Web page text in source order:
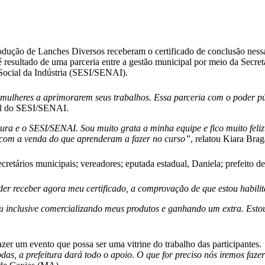
de Lanches Diversos receberam o certificado de conclusão
de uma parceria entre a gestão municipal por meio da
da Indústria (SESI/SENAI).
a aprimorarem seus trabalhos. Essa parceria com o poder
do SESI/SENAI.
e o SESI/SENAI. Sou muito grata a minha equipe e fico muito
a venda do que aprenderam a fazer no curso”, relatou Kiara
municipais; vereadores; eputada estadual, Daniela; prefeito
receber agora meu certificado, a comprovação de que estou
comercializando meus produtos e ganhando um extra.
um evento que possa ser uma vitrine do trabalho das participantes.
a prefeitura dará todo o apoio. O que for preciso nós iremos